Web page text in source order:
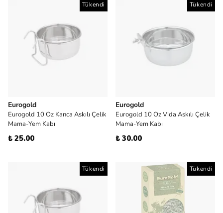
Tükendi
Eurogold
Eurogold 10 Oz Kanca Askılı Çelik
Mama-Yem Kabı
₺ 25.00
Tükendi
Eurogold
Eurogold 10 Oz Vida Askılı Çelik
Mama-Yem Kabı
₺ 30.00
Tükendi Tükendi